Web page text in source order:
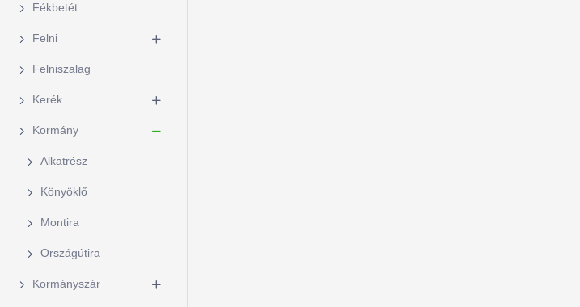
Fékbetét
Felni
Felniszalag
Kerék
Kormány
Alkatrész
Könyöklő
Montira
Országútira
Kormányszár